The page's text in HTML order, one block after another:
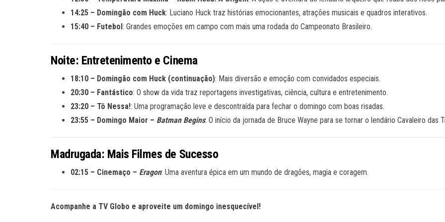
14:25 – Domingão com Huck: Luciano Huck traz histórias emocionantes, atrações musicais e quadros interativos.
15:40 – Futebol: Grandes emoções em campo com mais uma rodada do Campeonato Brasileiro.
Noite: Entretenimento e Cinema
18:10 – Domingão com Huck (continuação): Mais diversão e emoção com convidados especiais.
20:30 – Fantástico: O show da vida traz reportagens investigativas, ciência, cultura e entretenimento.
23:20 – Tô Nessa!: Uma programação leve e descontraída para fechar o domingo com boas risadas.
23:55 – Domingo Maior – Batman Begins: O início da jornada de Bruce Wayne para se tornar o lendário Cavaleiro das
Madrugada: Mais Filmes de Sucesso
02:15 – Cinemaço – Eragon: Uma aventura épica em um mundo de dragões, magia e coragem.
Acompanhe a TV Globo e aproveite um domingo inesquecível!